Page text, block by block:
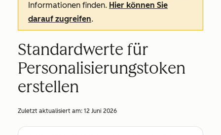
Informationen finden. Hier können Sie
darauf zugreifen.
Standardwerte für
Personalisierungstoken
erstellen
Zuletzt aktualisiert am: 12 Juni 2026